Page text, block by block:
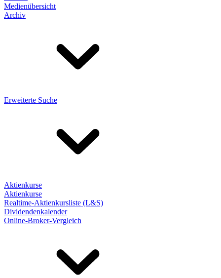
Medienübersicht
Archiv
Erweiterte Suche
Aktienkurse
Aktienkurse
Realtime-Aktienkursliste (L&S)
Dividendenkalender
Online-Broker-Vergleich